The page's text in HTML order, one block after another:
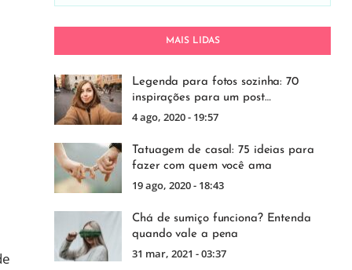
MAIS LIDAS
Legenda para fotos sozinha: 70
inspirações para um post…
4 ago, 2020 - 19:57
Tatuagem de casal: 75 ideias para
fazer com quem você ama
19 ago, 2020 - 18:43
Chá de sumiço funciona? Entenda
quando vale a pena
31 mar, 2021 - 03:37